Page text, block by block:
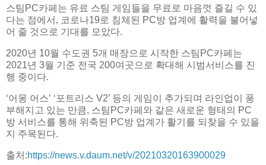
스팀PC카페는 유료 스팀 게임들을 무료로 마음껏 즐길 수 있
다는 점에서, 코로나19로 침체된 PC방 업계에 활력을 불어넣
어 줄 것으로 기대를 모았다.
2020년 10월 수도권 5개 매장으로 시작한 스팀PC카페는
2021년 3월 기준 전국 200여곳으로 확대해 시범서비스를 진
행 중이다.
‘어몽 어스’ ‘포트리스 V2’ 등의 게임이 추가되며 라인업이 풍
부해지고 있는 만큼, 스팀PC카페와 같은 새로운 형태의 PC
방 서비스를 통해 위축된 PC방 업계가 활기를 되찾을 수 있을
지 주목된다.
출처:https://news.v.daum.net/v/20210320163900029